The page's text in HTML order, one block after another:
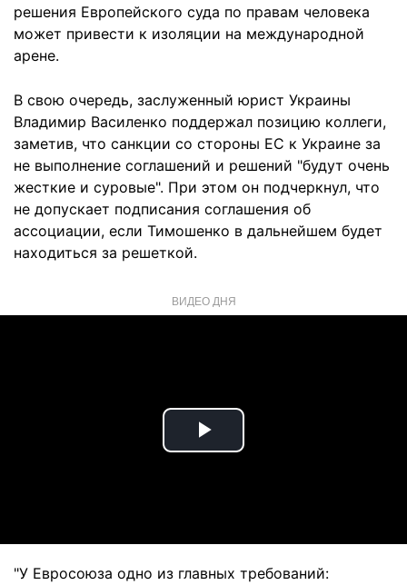
решения Европейского суда по правам человека
может привести к изоляции на международной
арене.
В свою очередь, заслуженный юрист Украины
Владимир Василенко поддержал позицию коллеги,
заметив, что санкции со стороны ЕС к Украине за
не выполнение соглашений и решений "будут очень
жесткие и суровые". При этом он подчеркнул, что
не допускает подписания соглашения об
ассоциации, если Тимошенко в дальнейшем будет
находиться за решеткой.
ВИДЕО ДНЯ
Play
"У Евросоюза одно из главных требований: